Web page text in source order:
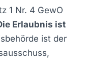
1 Nr. 4 GewO
Erlaubnis ist
ist der